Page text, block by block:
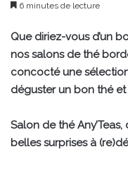
6 minutes de lecture
Que diriez-vous d’un
nos salons de thé
concocté une
déguster un bon thé
Salon de thé
belles surprises à